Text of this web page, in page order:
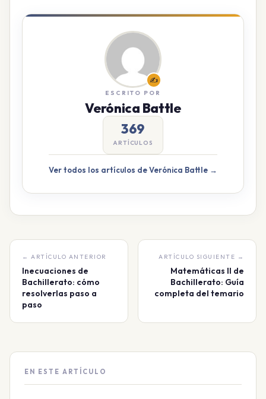
✍️
ESCRITO POR
Verónica Battle
369
ARTÍCULOS
Ver todos los artículos de Verónica Battle →
← ARTÍCULO ANTERIOR
Inecuaciones de
Bachillerato: cómo
resolverlas paso a
paso
ARTÍCULO SIGUIENTE →
Matemáticas II de
Bachillerato: Guía
completa del temario
EN ESTE ARTÍCULO